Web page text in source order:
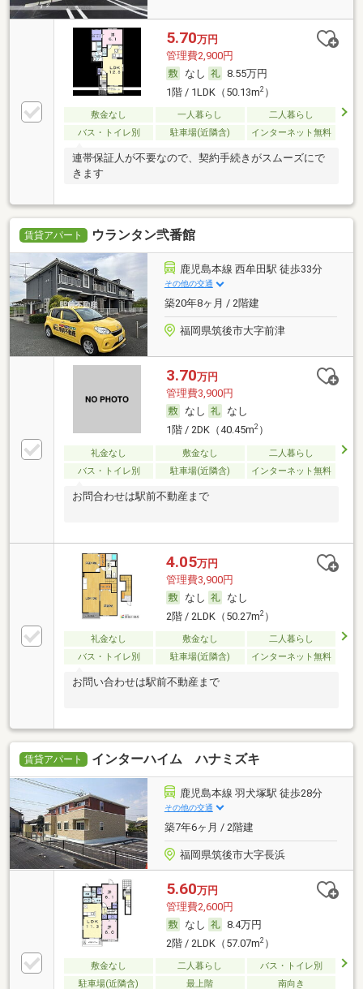
5.70万円
管理費2,900円
なし
8.55万円
1階 / 1LDK（50.13m2）
敷金なし 一人暮らし
二人暮らし
バス・トイレ別
駐車場(近隣含) インターネット無料
連帯保証人が不要なので、契約手続きがスムーズにで
きます
賃貸アパート ウランタン弐番館
鹿児島本線 西牟田駅 徒歩33分
その他の交通
築20年8ヶ月 / 2階建
福岡県筑後市大字前津
3.70万円
管理費3,900円
なし
なし
1階 / 2DK（40.45m2）
礼金なし 敷金なし
二人暮らし
バス・トイレ別
駐車場(近隣含) インターネット無料
お問合わせは駅前不動産まで
4.05万円
管理費3,900円
なし
なし
2階 / 2LDK（50.27m2）
礼金なし 敷金なし
二人暮らし
バス・トイレ別
駐車場(近隣含) インターネット無料
お問い合わせは駅前不動産まで
賃貸アパート インターハイム ハナミズキ
鹿児島本線 羽犬塚駅 徒歩28分
その他の交通
築7年6ヶ月 / 2階建
福岡県筑後市大字長浜
5.60万円
管理費2,600円
なし
8.4万円
2階 / 2LDK（57.07m2）
敷金なし 二人暮らし
バス・トイレ別
駐車場(近隣含)
最上階 南向き